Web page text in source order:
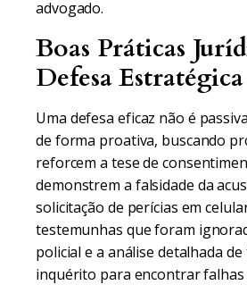
advogado.
Boas Práticas
Defesa Estratégica
Uma defesa eficaz não é
de forma proativa, buscando
reforcem a tese de
demonstrem a falsidade da
solicitação de perícias em
testemunhas que foram
policial e a análise detalhada
inquérito para encontrar falhas